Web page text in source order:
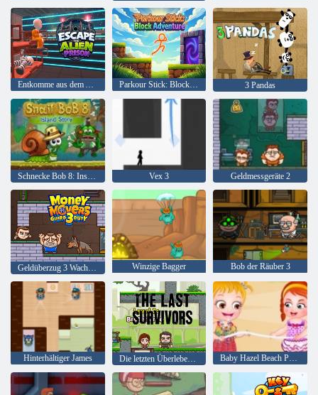
Entkomme aus dem Alien-Gefängnis Parkour Stick: Blockabenteuer 3 Pandas
Schnecke Bob 8: Inselgeschichte Vex 3 Geldmessgeräte 2
Winzige Bagger Bob der Räuber 3
Hinterhältiger James Die letzten Überlebenden Baby Hazel Beach Party